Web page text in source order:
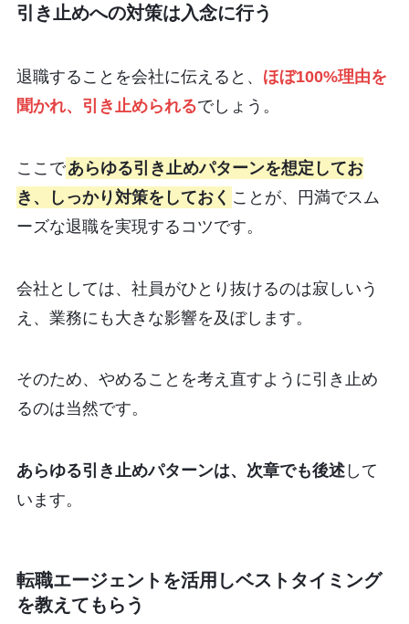
引き止めへの対策は入念に行う
退職することを会社に伝えると、 ほぼ100%理由を
聞かれ、引き止められるでしょう。
ここであらゆる引き止めパターンを想定してお
き、しっかり対策をしておく ことが、円満でスム
ーズな退職を実現するコツです。
会社としては、社員がひとり抜けるのは寂しいう
え、業務にも大きな影響を及ぼします。
そのため、やめることを考え直すように引き止め
るのは当然です。
あらゆる引き止めパターンは、次章でも後述して
います。
転職エージェントを活用しベストタイミング
を教えてもらう